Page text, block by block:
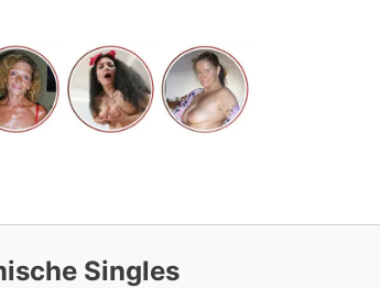
Singles